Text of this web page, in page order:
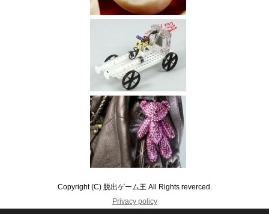
Copyright (C) 脱出ゲーム王 All Rights reverced.
Privacy policy